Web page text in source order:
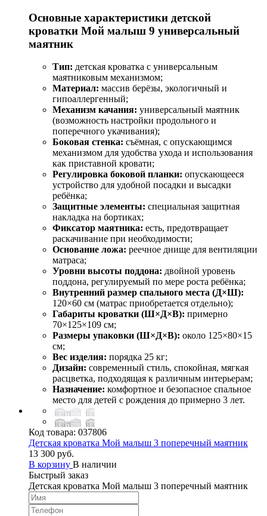
Основные характеристики детской
кроватки Мой малыш 9 универсальный
маятник
Тип: детская кроватка с универсальным
маятниковым механизмом;
Материал: массив берёзы, экологичный и
гипоаллергенный;
Механизм качания: универсальный маятник
(возможность настройки продольного и
поперечного укачивания);
Боковая стенка: съёмная, с опускающимся
механизмом для удобства ухода и использования
как приставной кровати;
Регулировка боковой планки: опускающееся
устройство для удобной посадки и высадки
ребёнка;
Защитные элементы: специальная защитная
накладка на бортиках;
Фиксатор маятника: есть, предотвращает
раскачивание при необходимости;
Основание ложа: реечное днище для вентиляции
матраса;
Уровни высоты поддона: двойной уровень
поддона, регулируемый по мере роста ребёнка;
Внутренний размер спального места (Д×Ш):
120×60 см (матрас приобретается отдельно);
Габариты кроватки (Ш×Д×В): примерно
70×125×109 см;
Размеры упаковки (Ш×Д×В): около 125×80×15
см;
Вес изделия: порядка 25 кг;
Дизайн: современный стиль, спокойная, мягкая
расцветка, подходящая к различным интерьерам;
Назначение: комфортное и безопасное спальное
место для детей с рождения до примерно 3 лет.
Код товара: 037806
Детская кроватка Мой малыш 3 поперечный маятник
13 300 руб.
В корзину В наличии
Быстрый заказ
Детская кроватка Мой малыш 3 поперечный маятник